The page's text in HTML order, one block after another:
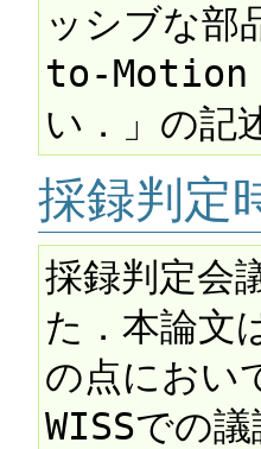
ッシブな部
to-Motion
採録判定
採録判定会
た．本論文
の点におい
WISSでの